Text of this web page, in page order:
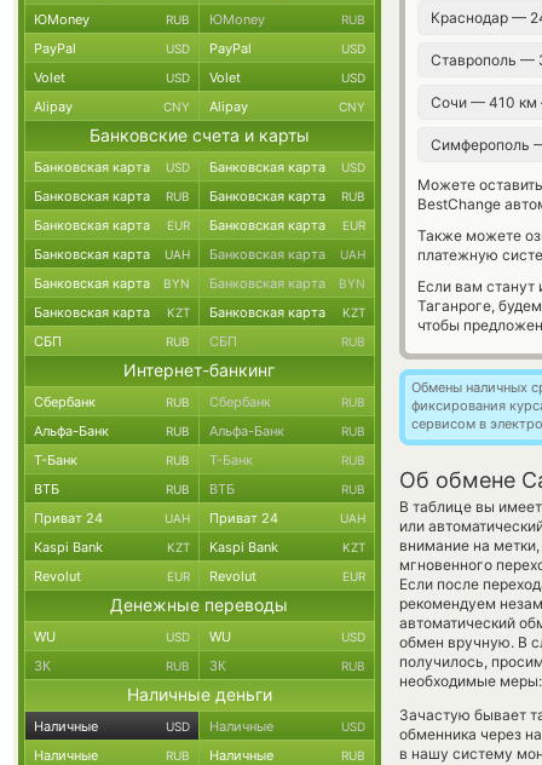
Краснодар —
Ставрополь
Сочи — 410
Симферополь
Можете
BestChange
Также можете
платежную
Если вам
Таганроге,
чтобы
Обмены наличных
фиксирования
сервисом в
Об обмене
В таблице вы
или
внимание на
мгновенного
Если после
рекомендуем
автоматический
обмен вручную. В
получилось,
необходимые
Зачастую бывает
обменника через
в нашу систему
ЮMoney RUB ЮMoney RUB
PayPal USD PayPal USD
Volet USD Volet USD
Alipay CNY Alipay CNY
Банковские счета и карты
Банковская карта USD Банковская карта USD
Банковская карта RUB Банковская карта RUB
Банковская карта EUR Банковская карта EUR
Банковская карта UAH Банковская карта UAH
Банковская карта BYN Банковская карта BYN
Банковская карта KZT Банковская карта KZT
СБП RUB СБП RUB
Интернет-банкинг
Сбербанк RUB Сбербанк RUB
Альфа-Банк RUB Альфа-Банк RUB
Т-Банк RUB Т-Банк RUB
ВТБ RUB ВТБ RUB
Приват 24 UAH Приват 24 UAH
Kaspi Bank KZT Kaspi Bank KZT
Revolut EUR Revolut EUR
Денежные переводы
WU USD WU USD
ЗК RUB ЗК RUB
Наличные деньги
Наличные USD Наличные USD
Наличные RUB Наличные RUB